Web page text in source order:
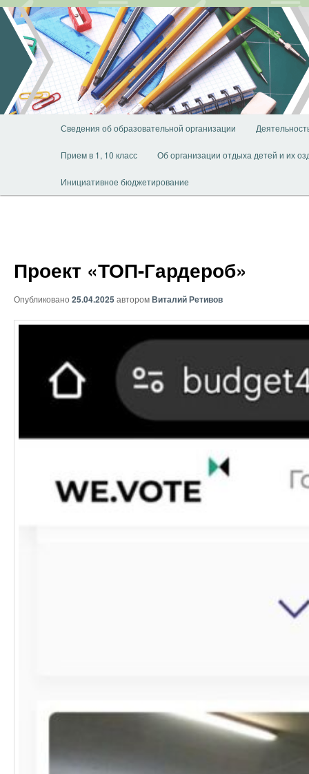
Перейти
основному
содержимому
Сведения об образовательной организации
Прием в 1, 10 класс Об организации отдыха детей и их
Инициативное бюджетирование
Проект «ТОП-Гардероб»
Опубликовано 25.04.2025 авторомВиталий Ретивов